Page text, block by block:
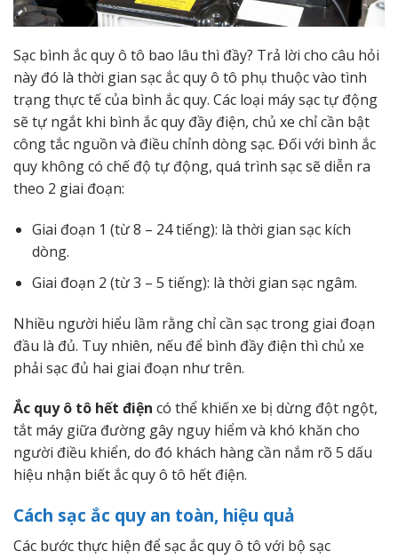
Sạc bình ắc quy ô tô bao lâu thì đầy? Trả lời cho câu hỏi
này đó là thời gian sạc ắc quy ô tô phụ thuộc vào tình
trạng thực tế của bình ắc quy. Các loại máy sạc tự động
sẽ tự ngắt khi bình ắc quy đầy điện, chủ xe chỉ cần bật
công tắc nguồn và điều chỉnh dòng sạc. Đối với bình ắc
quy không có chế độ tự động, quá trình sạc sẽ diễn ra
theo 2 giai đoạn:
Giai đoạn 1 (từ 8 – 24 tiếng): là thời gian sạc kích
dòng.
Giai đoạn 2 (từ 3 – 5 tiếng): là thời gian sạc ngâm.
Nhiều người hiểu lầm rằng chỉ cần sạc trong giai đoạn
đầu là đủ. Tuy nhiên, nếu để bình đầy điện thì chủ xe
phải sạc đủ hai giai đoạn như trên.
Ắc quy ô tô hết điện có thể khiến xe bị dừng đột ngột,
tắt máy giữa đường gây nguy hiểm và khó khăn cho
người điều khiển, do đó khách hàng cần nắm rõ 5 dấu
hiệu nhận biết ắc quy ô tô hết điện.
Cách sạc ắc quy an toàn, hiệu quả
Các bước thực hiện để sạc ắc quy ô tô với bộ sạc